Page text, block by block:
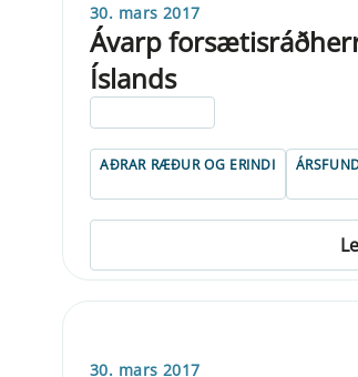
30. mars 2017
Ávarp
Íslands
AÐRAR RÆÐUR OG ERINDI
30. mars 2017